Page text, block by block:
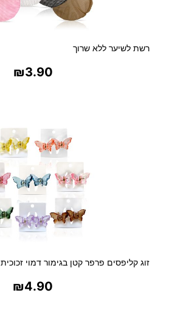
רשת לשיער ללא שרוך
₪3.90
זוג קליפסים פרפר קטן בגימור דמוי זכוכית
₪4.90